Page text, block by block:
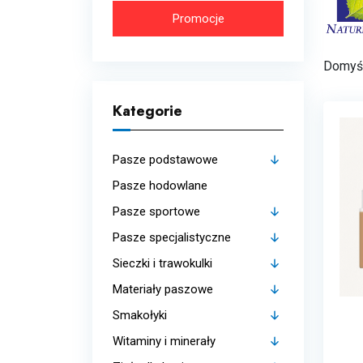
Promocje
Kategorie
Pasze podstawowe
Budowa mięśni
Strukturalne
Western
Pasze hodowlane
Pasze sportowe
Bez zbóż
Budowa mięśni
Western
Pasze specjalistyczne
Bez zbóż
Budowa mięśni
Dla starszych koni
Elektrolity i odkwaszacze
Sieczki i trawokulki
Bez zbóż
Dla starszych koni
Strukturalne
Materiały paszowe
Dla starszych koni
Strukturalne
Smakołyki
Bez zbóż
Witaminy i minerały